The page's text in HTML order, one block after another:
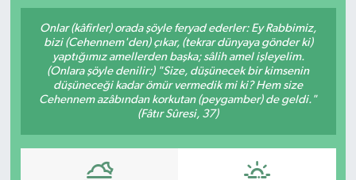
Onlar (kâfirler) orada şöyle feryad ederler: Ey Rabbimiz,
bizi (Cehennem'den) çıkar, (tekrar dünyaya gönder ki)
yaptığımız amellerden başka; sâlih amel işleyelim.
(Onlara şöyle denilir:) "Size, düşünecek bir kimsenin
düşüneceği kadar ömür vermedik mi ki? Hem size
Cehennem azâbından korkutan (peygamber) de geldi."
(Fâtır Sûresi, 37)
KÜLTÜR - SANAT
MAGAZİN
SAĞLIK